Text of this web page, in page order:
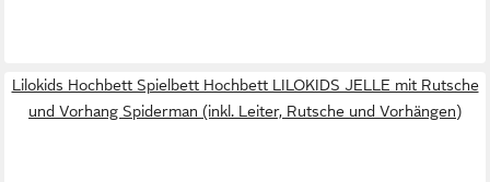
Lilokids Hochbett Spielbett Hochbett LILOKIDS JELLE mit Rutsche
und Vorhang Spiderman (inkl. Leiter, Rutsche und Vorhängen)